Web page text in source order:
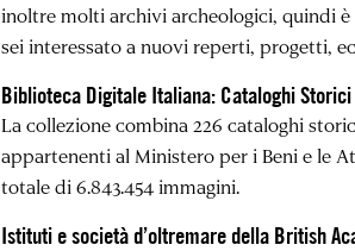
inoltre molti archivi archeologici, quindi è
sei interessato a nuovi reperti, progetti,
Biblioteca Digitale Italiana: Cataloghi
La collezione combina 226 cataloghi
appartenenti al Ministero per i Beni e le
totale di 6.843.454 immagini.
Istituti e società d’oltremare della British